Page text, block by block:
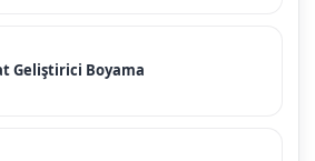
Geliştirici Boyama